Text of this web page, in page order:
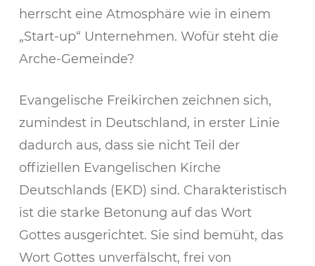
herrscht eine Atmosphäre wie in einem
„Start-up“ Unternehmen. Wofür steht die
Arche-Gemeinde?
Evangelische Freikirchen zeichnen sich,
zumindest in Deutschland, in erster Linie
dadurch aus, dass sie nicht Teil der
offiziellen Evangelischen Kirche
Deutschlands (EKD) sind. Charakteristisch
ist die starke Betonung auf das Wort
Gottes ausgerichtet. Sie sind bemüht, das
Wort Gottes unverfälscht, frei von